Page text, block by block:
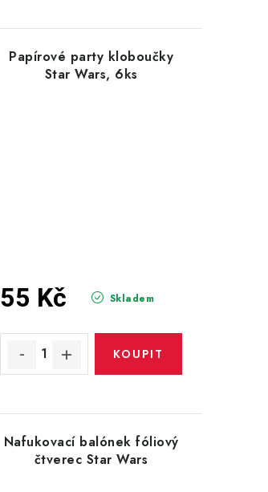
Papírové party kloboučky
Star Wars, 6ks
Skladem
55 Kč
Nafukovací balónek fóliový
čtverec Star Wars